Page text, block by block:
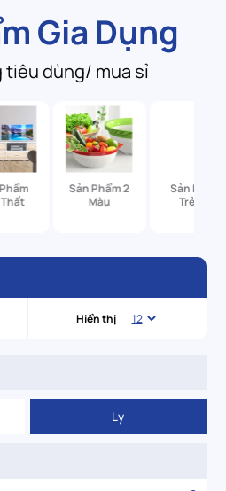
Gia Dụng
tiêu dùng/ mua sỉ
Sản Phẩm 2
Màu
Sản Phẩm
Trẻ Em
Hiển thị
Ly